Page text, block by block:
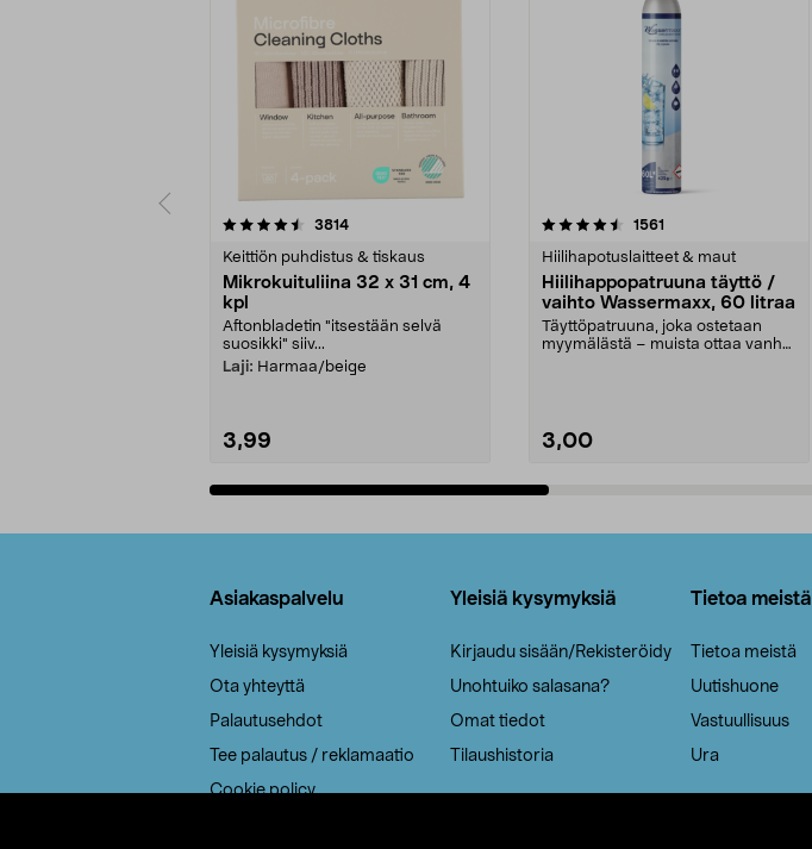
3814arvostelut
Keittiön puhdistus & tiskaus
Mikrokuituliina 32 x 31 cm, 4
kpl
Aftonbladetin "itsestään selvä
suosikki" siiv...
Laji: Harmaa/beige
3,99
4.5viidestä
1561
Hiilihapotuslaitteet & maut
Hiilihappopatruuna täyttö /
vaihto Wassermaxx, 60 litraa
Täyttöpatruuna, joka ostetaan
myymälästä – muista ottaa vanha
3,00
4.5viidestä
Asiakaspalvelu
Yleisiä kysymyksiä
Ota yhteyttä
Palautusehdot
Tee palautus / reklamaatio
Cookie policy
Yleisiä kysymyksiä
Kirjaudu sisään/Rekisteröidy
Unohtuiko salasana?
Omat tiedot
Tilaushistoria
Tietoa meistä
Tietoa meistä
Uutishuone
Vastuullisuus
Ura